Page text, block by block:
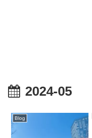
2024-05
Blog